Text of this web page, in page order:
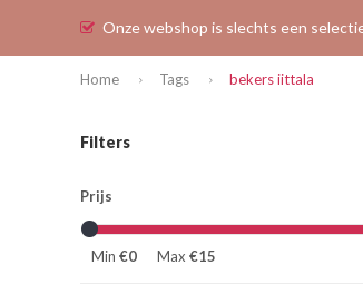
Onze webshop is slechts een
Home Tags bekers iittala
Filters
Prijs
Min €0 Max €15